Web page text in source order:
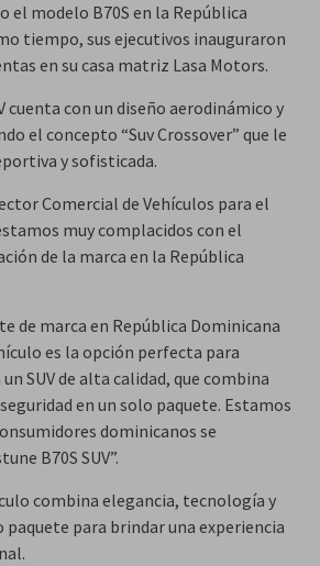
el modelo B70S en la República
tiempo, sus ejecutivos inauguraron
en su casa matriz Lasa Motors.
cuenta con un diseño aerodinámico y
el concepto “Suv Crossover” que le
y sofisticada.
Comercial de Vehículos para el
muy complacidos con el
de la marca en la República
de marca en República Dominicana
es la opción perfecta para
SUV de alta calidad, que combina
en un solo paquete. Estamos
dominicanos se
B70S SUV”.
combina elegancia, tecnología y
paquete para brindar una experiencia